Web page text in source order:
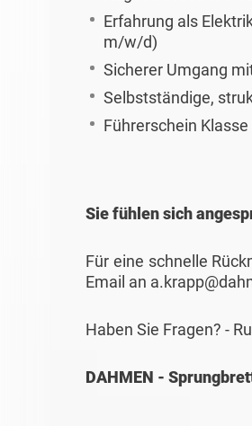
Erfahrung als
m/w/d)
Sicherer Umgang
Selbstständige,
Führerschein Klasse
Sie fühlen sich
Für eine schnelle
Email an
Haben Sie Fragen? -
DAHMEN -